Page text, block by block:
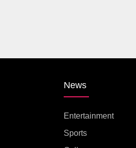
News
Entertainment
Sports